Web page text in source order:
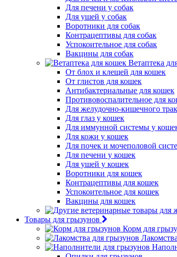
Для печени у собак
Для ушей у собак
Воротники для собак
Контрацептивы для собак
Успокоительное для собак
Вакцины для собак
Ветаптека
От блох и клещей для кошек
От глистов для кошек
Антибактериальные для кошек
Противовоспалительное для
Для желудочно-кишечного
Для глаз у кошек
Для иммунной системы у
Для кожи у кошек
Для почек и мочеполовой
Для печени у кошек
Для ушей у кошек
Воротники для кошек
Контрацептивы для кошек
Успокоительное для кошек
Вакцины для кошек
Товары для грызунов
Корм для